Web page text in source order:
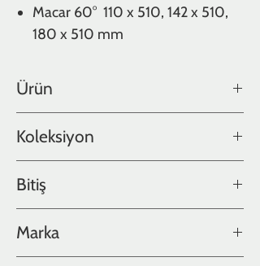
Macar 60° 110 x 510, 142 x 510,
180 x 510 mm
Ürün
Koleksiyon
Bitiş
Marka